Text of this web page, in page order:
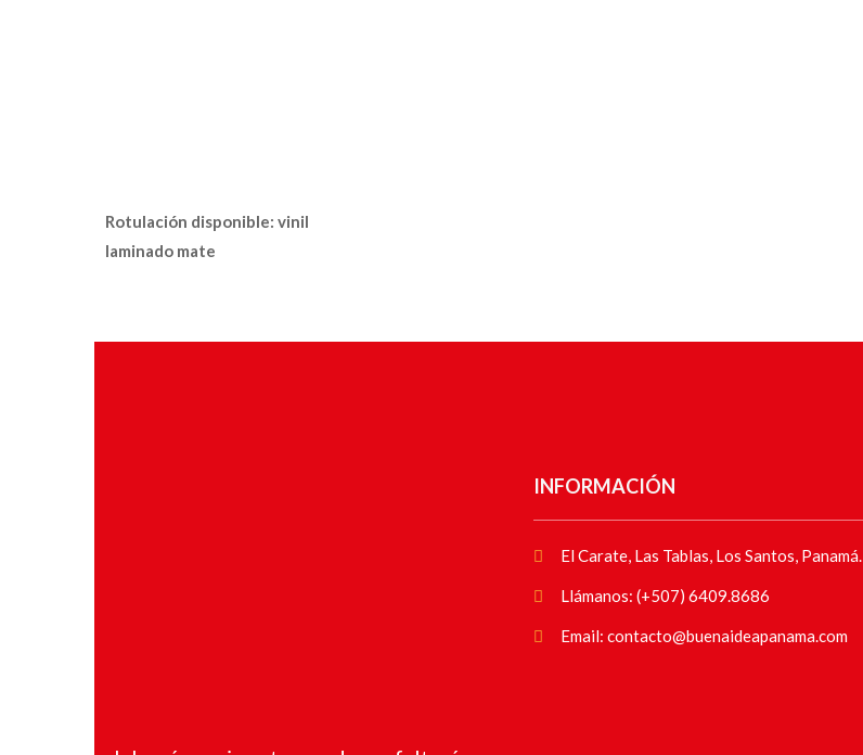
Rotulación disponible: vinil
laminado mate
INFORMACIÓN
El Carate, Las Tablas, Los Santos, Panamá.
Llámanos: (+507) 6409.8686
Email: contacto@buenaideapanama.com